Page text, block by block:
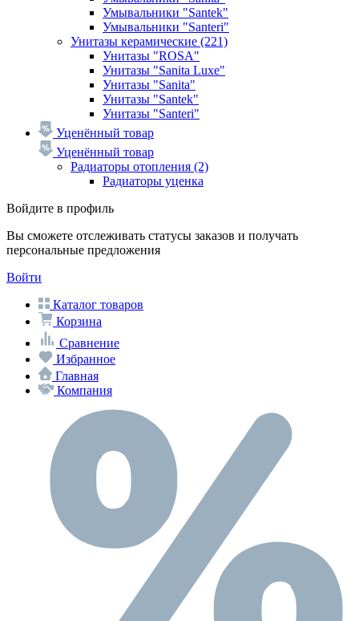
Умывальники "Santek"
Умывальники "Santeri"
Унитазы керамические (221)
Унитазы "ROSA"
Унитазы "Sanita Luxe"
Унитазы "Sanita"
Унитазы "Santek"
Унитазы "Santeri"
Уценённый товар
Уценённый товар
Радиаторы отопления (2)
Радиаторы уценка
Войдите в профиль
Вы сможете отслеживать статусы заказов и получать
персональные предложения
Войти
Каталог товаров
Корзина
Сравнение
Избранное
Главная
Компания